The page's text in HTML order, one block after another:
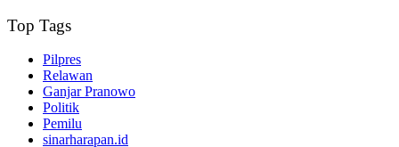
Top Tags
Pilpres
Relawan
Ganjar Pranowo
Politik
Pemilu
sinarharapan.id